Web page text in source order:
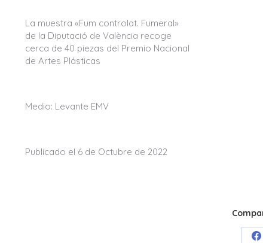
La muestra «Fum controlat. Fumeral»
de la Diputació de València recoge
cerca de 40 piezas del Premio Nacional
de Artes Plásticas
Medio: Levante EMV
Publicado el 6 de Octubre de 2022